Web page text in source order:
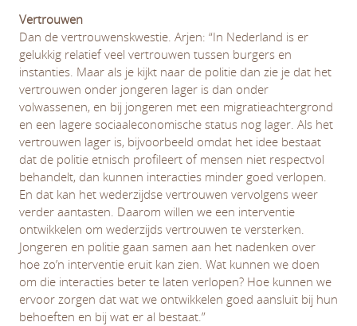
Vertrouwen
Dan de vertrouwenskwestie. Arjen: “In Nederland is er
gelukkig relatief veel vertrouwen tussen burgers en
instanties. Maar als je kijkt naar de politie dan zie je dat het
vertrouwen onder jongeren lager is dan onder
volwassenen, en bij jongeren met een migratieachtergrond
en een lagere sociaaleconomische status nog lager. Als het
vertrouwen lager is, bijvoorbeeld omdat het idee bestaat
dat de politie etnisch profileert of mensen niet respectvol
behandelt, dan kunnen interacties minder goed verlopen.
En dat kan het wederzijdse vertrouwen vervolgens weer
verder aantasten. Daarom willen we een interventie
ontwikkelen om wederzijds vertrouwen te versterken.
Jongeren en politie gaan samen aan het nadenken over
hoe zo’n interventie eruit kan zien. Wat kunnen we doen
om die interacties beter te laten verlopen? Hoe kunnen we
ervoor zorgen dat wat we ontwikkelen goed aansluit bij hun
behoeften en bij wat er al bestaat.”